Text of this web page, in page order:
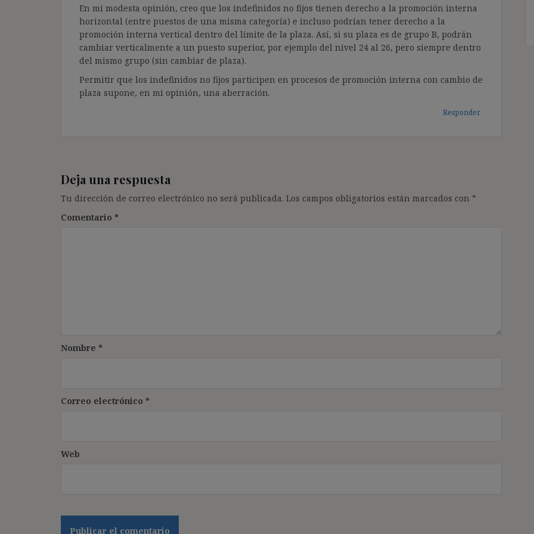
En mi modesta opinión, creo que los indefinidos no fijos tienen derecho a la promoción interna
horizontal (entre puestos de una misma categoría) e incluso podrían tener derecho a la
promoción interna vertical dentro del límite de la plaza. Así, si su plaza es de grupo B, podrán
cambiar verticalmente a un puesto superior, por ejemplo del nivel 24 al 26, pero siempre dentro
del mismo grupo (sin cambiar de plaza).
Permitir que los indefinidos no fijos participen en procesos de promoción interna con cambio de
plaza supone, en mi opinión, una aberración.
Responder
Deja una respuesta
Tu dirección de correo electrónico no será publicada. Los campos obligatorios están marcados con *
Comentario *
Nombre *
Correo electrónico *
Web